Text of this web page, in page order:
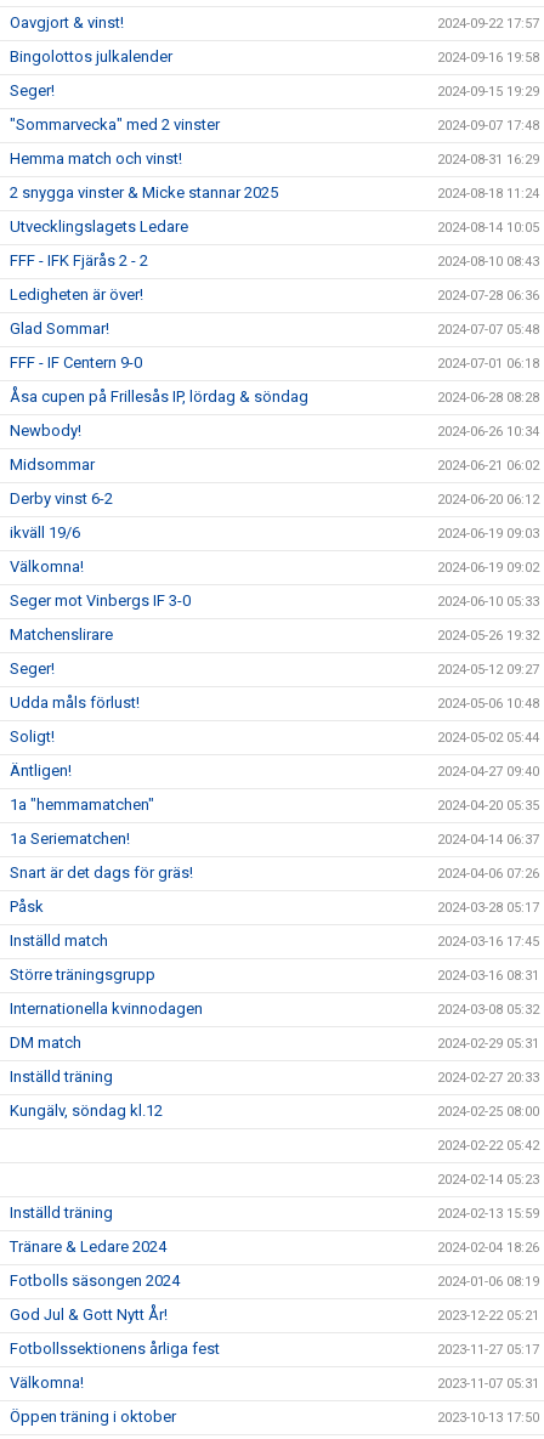
Oavgjort & vinst! 2024-09-22 17:57
Bingolottos julkalender 2024-09-16 19:58
Seger! 2024-09-15 19:29
"Sommarvecka" med 2 vinster 2024-09-07 17:48
Hemma match och vinst! 2024-08-31 16:29
2 snygga vinster & Micke stannar 2025 2024-08-18 11:24
Utvecklingslagets Ledare 2024-08-14 10:05
FFF - IFK Fjärås 2 - 2 2024-08-10 08:43
Ledigheten är över! 2024-07-28 06:36
Glad Sommar! 2024-07-07 05:48
FFF - IF Centern 9-0 2024-07-01 06:18
Åsa cupen på Frillesås IP, lördag & söndag 2024-06-28 08:28
Newbody! 2024-06-26 10:34
Midsommar 2024-06-21 06:02
Derby vinst 6-2 2024-06-20 06:12
ikväll 19/6 2024-06-19 09:03
Välkomna! 2024-06-19 09:02
Seger mot Vinbergs IF 3-0 2024-06-10 05:33
Matchenslirare 2024-05-26 19:32
Seger! 2024-05-12 09:27
Udda måls förlust! 2024-05-06 10:48
Soligt! 2024-05-02 05:44
Äntligen! 2024-04-27 09:40
1a "hemmamatchen" 2024-04-20 05:35
1a Seriematchen! 2024-04-14 06:37
Snart är det dags för gräs! 2024-04-06 07:26
Påsk 2024-03-28 05:17
Inställd match 2024-03-16 17:45
Större träningsgrupp 2024-03-16 08:31
Internationella kvinnodagen 2024-03-08 05:32
DM match 2024-02-29 05:31
Inställd träning 2024-02-27 20:33
Kungälv, söndag kl.12 2024-02-25 08:00
2024-02-22 05:42
2024-02-14 05:23
Inställd träning 2024-02-13 15:59
Tränare & Ledare 2024 2024-02-04 18:26
Fotbolls säsongen 2024 2024-01-06 08:19
God Jul & Gott Nytt År! 2023-12-22 05:21
Fotbollssektionens årliga fest 2023-11-27 05:17
Välkomna! 2023-11-07 05:31
Öppen träning i oktober 2023-10-13 17:50